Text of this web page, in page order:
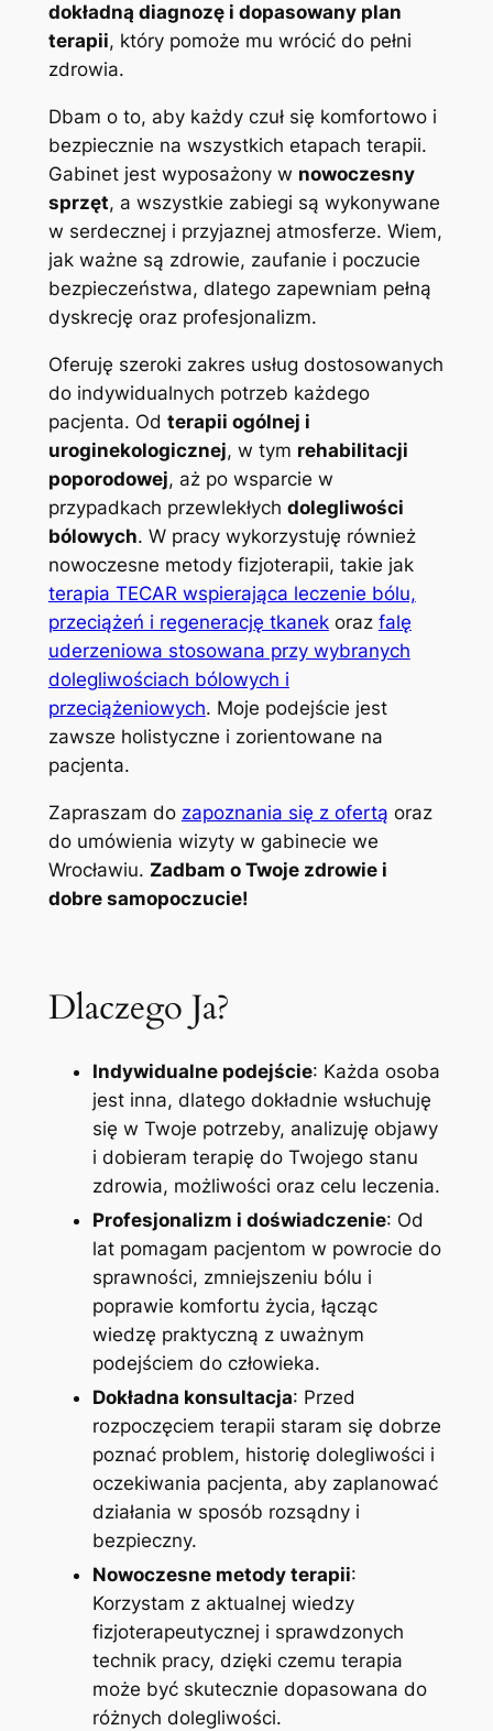
dokładną diagnozę i dopasowany plan
terapii, który pomoże mu wrócić do pełni
zdrowia.
Dbam o to, aby każdy czuł się komfortowo i
bezpiecznie na wszystkich etapach terapii.
Gabinet jest wyposażony w nowoczesny
sprzęt, a wszystkie zabiegi są wykonywane
w serdecznej i przyjaznej atmosferze. Wiem,
jak ważne są zdrowie, zaufanie i poczucie
bezpieczeństwa, dlatego zapewniam pełną
dyskrecję oraz profesjonalizm.
Oferuję szeroki zakres usług dostosowanych
do indywidualnych potrzeb każdego
pacjenta. Od terapii ogólnej i
uroginekologicznej, w tym rehabilitacji
poporodowej, aż po wsparcie w
przypadkach przewlekłych dolegliwości
bólowych. W pracy wykorzystuję również
nowoczesne metody fizjoterapii, takie jak
terapia TECAR wspierająca leczenie bólu,
przeciążeń i regenerację tkanekoraz falę
uderzeniowa stosowana przy wybranych
dolegliwościach bólowych i
przeciążeniowych. Moje podejście jest
zawsze holistyczne i zorientowane na
pacjenta.
Zapraszam do zapoznania się z ofertą oraz
do umówienia wizyty w gabinecie we
Wrocławiu. Zadbam o Twoje zdrowie i
dobre samopoczucie!
Dlaczego Ja?
Indywidualne podejście: Każda osoba
jest inna, dlatego dokładnie wsłuchuję
się w Twoje potrzeby, analizuję objawy
i dobieram terapię do Twojego stanu
zdrowia, możliwości oraz celu leczenia.
Profesjonalizm i doświadczenie: Od
lat pomagam pacjentom w powrocie do
sprawności, zmniejszeniu bólu i
poprawie komfortu życia, łącząc
wiedzę praktyczną z uważnym
podejściem do człowieka.
Dokładna konsultacja: Przed
rozpoczęciem terapii staram się dobrze
poznać problem, historię dolegliwości i
oczekiwania pacjenta, aby zaplanować
działania w sposób rozsądny i
bezpieczny.
Nowoczesne metody terapii:
Korzystam z aktualnej wiedzy
fizjoterapeutycznej i sprawdzonych
technik pracy, dzięki czemu terapia
może być skutecznie dopasowana do
różnych dolegliwości.